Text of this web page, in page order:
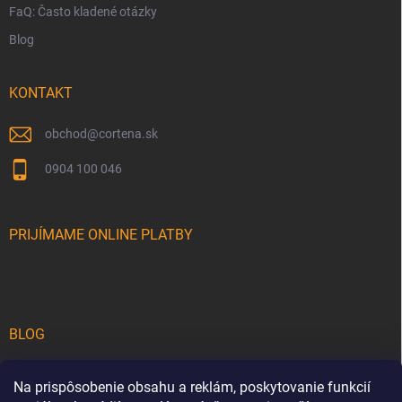
Na prispôsobenie obsahu a reklám, poskytovanie funkcií
FaQ: Často kladené otázky
Blog
KONTAKT
obchod@cortena.sk
0904 100 046
PRIJÍMAME ONLINE PLATBY
BLOG
luxusný drevený nábytok